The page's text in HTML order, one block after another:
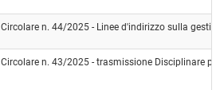
Circolare n. 44/2025 - Linee d'indirizzo sulla
Circolare n. 43/2025 - trasmissione Disciplinare